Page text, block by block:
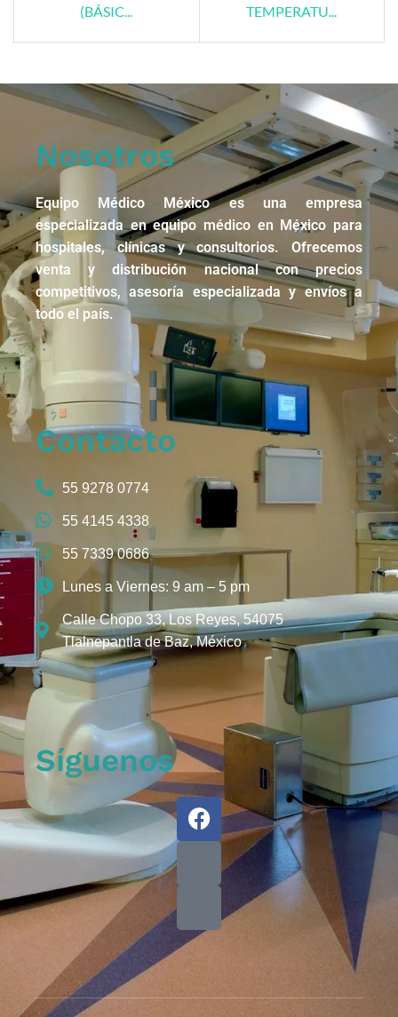
(BÁSIC...
TEMPERATU...
Nosotros
Equipo Médico México es una empresa
especializada en equipo médico en México para
hospitales, clínicas y consultorios. Ofrecemos
venta y distribución nacional con precios
competitivos, asesoría especializada y envíos a
todo el país.
Contacto
55 9278 0774
55 4145 4338
55 7339 0686
Lunes a Viernes: 9 am – 5 pm
Calle Chopo 33, Los Reyes, 54075
Tlalnepantla de Baz, México
Síguenos